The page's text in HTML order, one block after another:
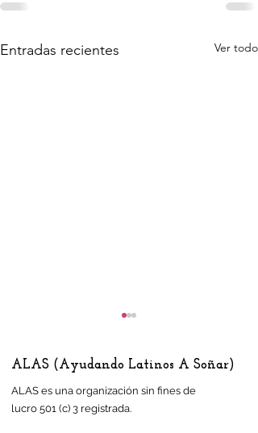
Entradas recientes Ver todo
ALAS (Ayudando Latinos A Soñar)
ALAS es una organización sin fines de
lucro 501 (c) 3 registrada.